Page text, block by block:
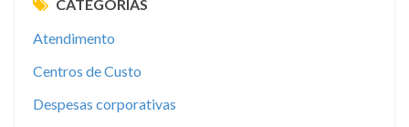
CATEGORIAS
Atendimento
Centros de Custo
Despesas corporativas